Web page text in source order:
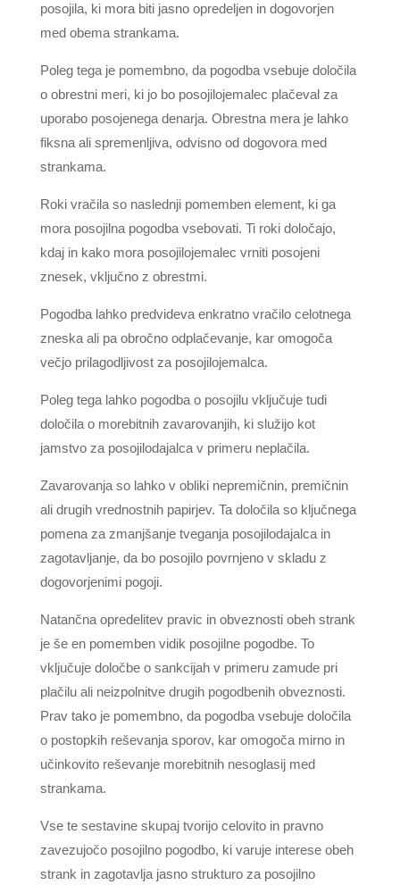
posojila, ki mora biti jasno opredeljen in dogovorjen
med obema strankama.
Poleg tega je pomembno, da pogodba vsebuje določila
o obrestni meri, ki jo bo posojilojemalec plačeval za
uporabo posojenega denarja. Obrestna mera je lahko
fiksna ali spremenljiva, odvisno od dogovora med
strankama.
Roki vračila so naslednji pomemben element, ki ga
mora posojilna pogodba vsebovati. Ti roki določajo,
kdaj in kako mora posojilojemalec vrniti posojeni
znesek, vključno z obrestmi.
Pogodba lahko predvideva enkratno vračilo celotnega
zneska ali pa obročno odplačevanje, kar omogoča
večjo prilagodljivost za posojilojemalca.
Poleg tega lahko pogodba o posojilu vključuje tudi
določila o morebitnih zavarovanjih, ki služijo kot
jamstvo za posojilodajalca v primeru neplačila.
Zavarovanja so lahko v obliki nepremičnin, premičnin
ali drugih vrednostnih papirjev. Ta določila so ključnega
pomena za zmanjšanje tveganja posojilodajalca in
zagotavljanje, da bo posojilo povrnjeno v skladu z
dogovorjenimi pogoji.
Natančna opredelitev pravic in obveznosti obeh strank
je še en pomemben vidik posojilne pogodbe. To
vključuje določbe o sankcijah v primeru zamude pri
plačilu ali neizpolnitve drugih pogodbenih obveznosti.
Prav tako je pomembno, da pogodba vsebuje določila
o postopkih reševanja sporov, kar omogoča mirno in
učinkovito reševanje morebitnih nesoglasij med
strankama.
Vse te sestavine skupaj tvorijo celovito in pravno
zavezujočo posojilno pogodbo, ki varuje interese obeh
strank in zagotavlja jasno strukturo za posojilno